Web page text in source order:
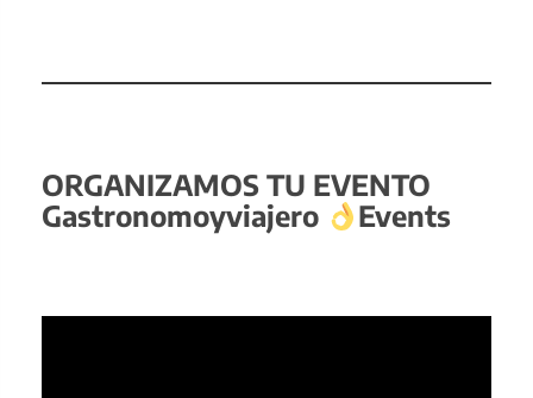
ORGANIZAMOS TU EVENTO
Gastronomoyviajero
Events